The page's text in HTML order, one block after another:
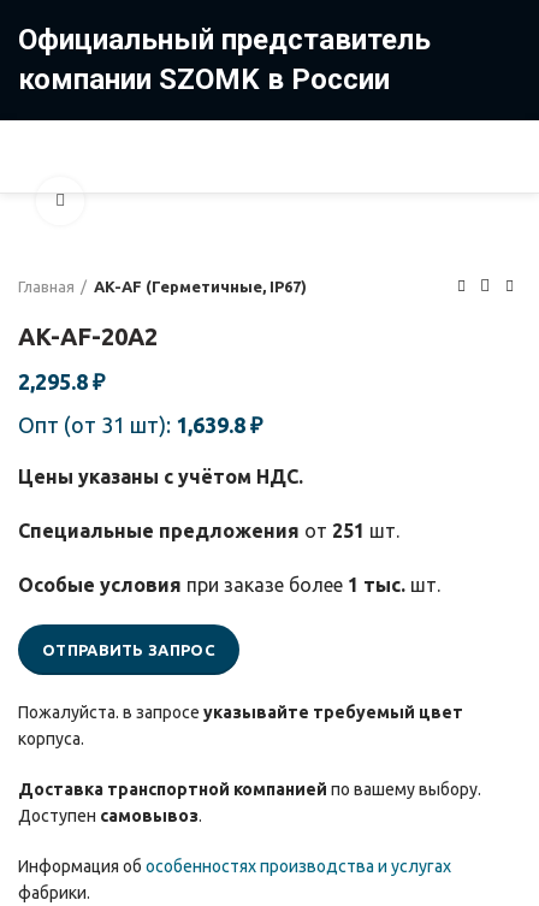
Официальный представитель
компании SZOMK в России
Главная AK-AF (Герметичные, IP67)
AK-AF-20A2
2,295.8 ₽
Опт (от 31 шт): 1,639.8 ₽
Цены указаны с учётом НДС.
Специальные предложения от 251 шт.
Особые условия при заказе более 1 тыс. шт.
ОТПРАВИТЬ ЗАПРОС
Пожалуйста. в запросе указывайте требуемый цвет
корпуса.
Доставка транспортной компанией по вашему выбору.
Доступен самовывоз.
Информация об особенностях производства и услугах
фабрики.